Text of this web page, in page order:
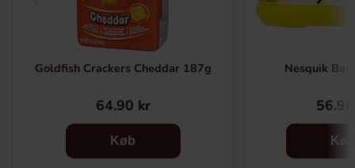
Goldfish Crackers Cheddar 187g
64.90 kr
Køb
Nesquik
Køb